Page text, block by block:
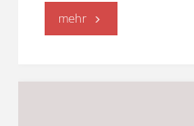
mehr"Kuchen-
Kaffee-